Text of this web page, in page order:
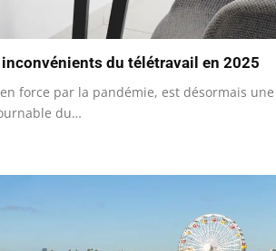
inconvénients du télétravail en 2025
force par la pandémie, est désormais une
du…